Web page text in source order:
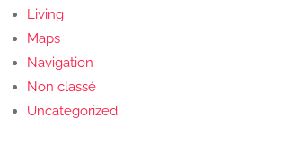
Living
Maps
Navigation
Non classé
Uncategorized